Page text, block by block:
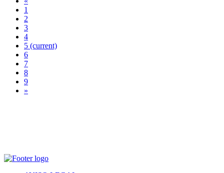
1
2
3
4
5 (current)
6
7
8
9
»